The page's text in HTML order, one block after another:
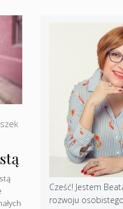
Cześć! Jestem
rozwoju